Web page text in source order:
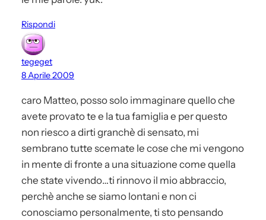
Rispondi
tegeget
8 Aprile 2009
caro Matteo, posso solo immaginare quello che
avete provato te e la tua famiglia e per questo
non riesco a dirti granchè di sensato, mi
sembrano tutte scemate le cose che mi vengono
in mente di fronte a una situazione come quella
che state vivendo…ti rinnovo il mio abbraccio,
perchè anche se siamo lontani e non ci
conosciamo personalmente, ti sto pensando